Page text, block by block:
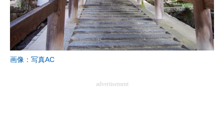
企業ITのトレンドを詳説
経営リーダーのコミュニティ
マーケ×ITの今がよく分かる
画像：写真AC
advertisement